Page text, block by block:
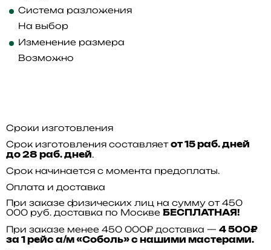
Система разложения
На выбор
Изменение размера
Возможно
Сроки изготовления
Срок изготовления составляет от 15 раб. дней
до 28 раб. дней.
Срок начинается с момента предоплаты.
Оплата и доставка
При заказе физических лиц на сумму от 450
000 руб. доставка по Москве БЕСПЛАТНАЯ!
При заказе менее 450 000₽ доставка — 4 500₽
за 1 рейс а/м «Соболь» с нашими мастерами.